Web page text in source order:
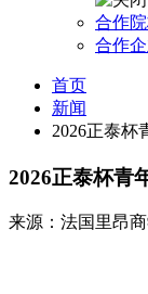
合作
合作
首页
新闻
2026正泰杯
2026正泰杯青
来源：法国里昂